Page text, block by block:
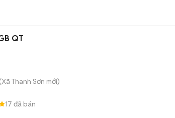
QT
(Xã Thanh Sơn mới)
17 đã bán